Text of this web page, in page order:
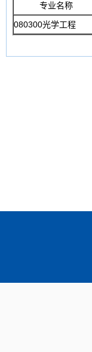
专业名称
080300光学工程